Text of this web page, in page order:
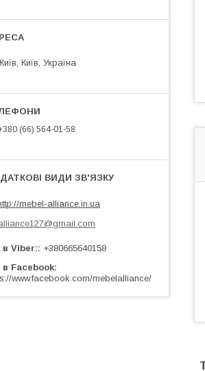
Київ, Київ, Україна
(66) 564-01-58
mebel-alliance.in.ua
Viber:
+380665640158
Facebook
www.facebook.com/mebelalliance/